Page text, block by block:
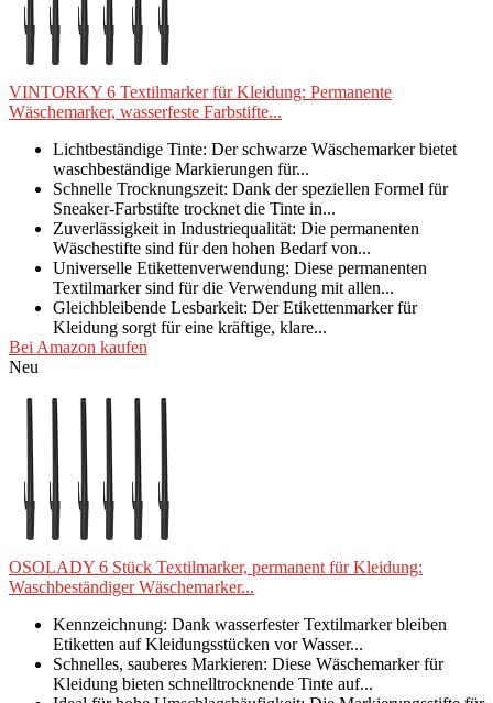
VINTORKY 6 Textilmarker für Kleidung: Permanente
Wäschemarker, wasserfeste Farbstifte...
Lichtbeständige Tinte: Der schwarze Wäschemarker bietet
waschbeständige Markierungen für...
Schnelle Trocknungszeit: Dank der speziellen Formel für
Sneaker-Farbstifte trocknet die Tinte in...
Zuverlässigkeit in Industriequalität: Die permanenten
Wäschestifte sind für den hohen Bedarf von...
Universelle Etikettenverwendung: Diese permanenten
Textilmarker sind für die Verwendung mit allen...
Gleichbleibende Lesbarkeit: Der Etikettenmarker für
Kleidung sorgt für eine kräftige, klare...
Bei Amazon kaufen
Neu
OSOLADY 6 Stück Textilmarker, permanent für Kleidung:
Waschbeständiger Wäschemarker...
Kennzeichnung: Dank wasserfester Textilmarker bleiben
Etiketten auf Kleidungsstücken vor Wasser...
Schnelles, sauberes Markieren: Diese Wäschemarker für
Kleidung bieten schnelltrocknende Tinte auf...